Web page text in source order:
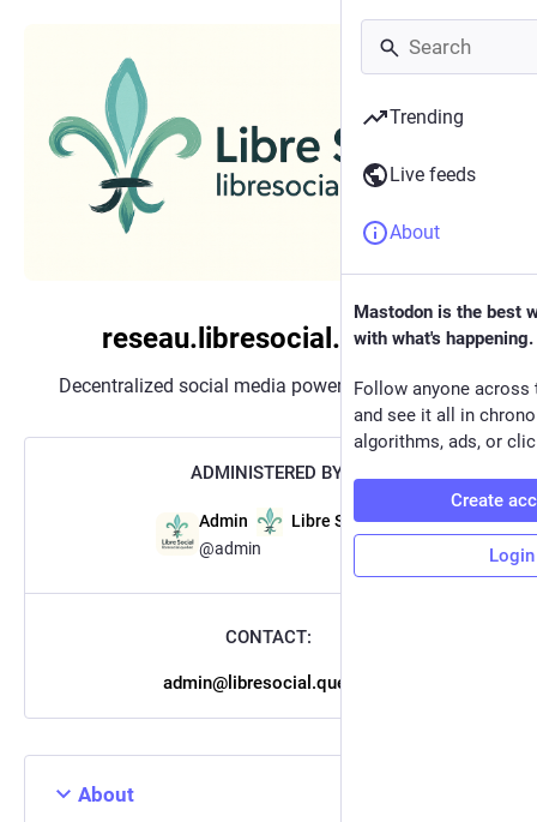
reseau.libresocial.quebec
Decentralized social media powered byMastodon
ADMINISTERED BY:
Admin
Libre Social
@admin
CONTACT:
admin@libresocial.quebec
About
Trending
Live feeds
About
Mastodon is the best
with what's happening.
Follow anyone across
and see it all in
algorithms, ads, or
Create
Login